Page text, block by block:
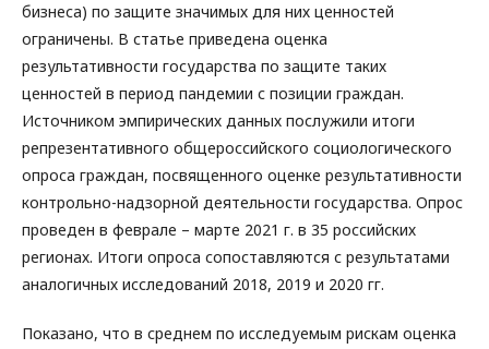
бизнеса) по защите значимых для них ценностей
ограничены. В статье приведена оценка
результативности государства по защите таких
ценностей в период пандемии с позиции граждан.
Источником эмпирических данных послужили итоги
репрезентативного общероссийского социологического
опроса граждан, посвященного оценке результативности
контрольно-надзорной деятельности государства. Опрос
проведен в феврале – марте 2021 г. в 35 российских
регионах. Итоги опроса сопоставляются с результатами
аналогичных исследований 2018, 2019 и 2020 гг.
Показано, что в среднем по исследуемым рискам оценка